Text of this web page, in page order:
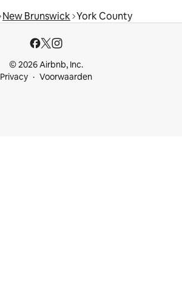
New Brunswick York County
© 2026 Airbnb, Inc.
Privacy
Voorwaarden